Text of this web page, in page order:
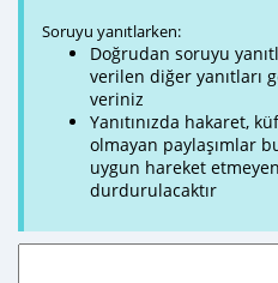
Soruyu yanıtlarken:
Doğrudan soruyu
verilen diğer yanıtları
veriniz
Yanıtınızda hakaret,
olmayan paylaşımlar
uygun hareket
durdurulacaktır